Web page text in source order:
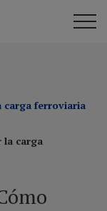
carga ferroviaria
la carga